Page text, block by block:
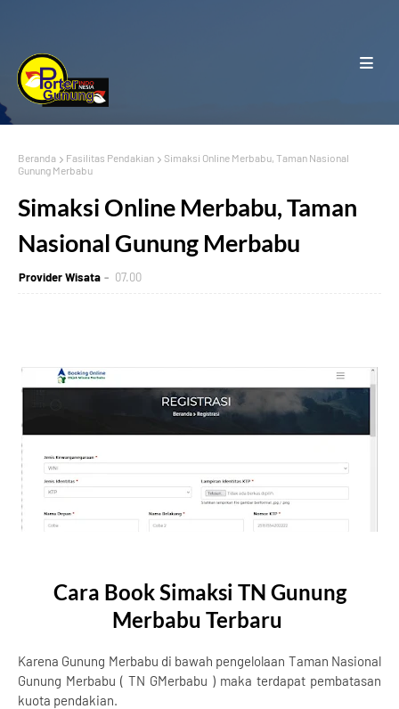
Beranda Fasilitas Pendakian
Simaksi Online Merbabu, Taman Nasional
Gunung Merbabu
Simaksi Online Merbabu, Taman
Nasional Gunung Merbabu
Provider Wisata 07.00
Cara Book Simaksi TN Gunung
Merbabu Terbaru
Karena Gunung Merbabu di bawah pengelolaan Taman Nasional
Gunung Merbabu ( TN GMerbabu ) maka terdapat pembatasan
kuota pendakian.